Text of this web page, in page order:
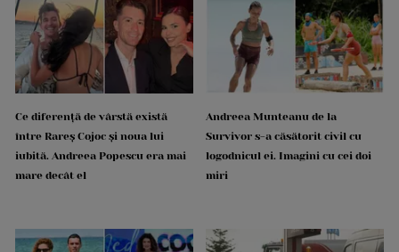
Ce diferență de vârstă există
între Rareș Cojoc și noua lui
iubită. Andreea Popescu era mai
mare decât el
Andreea Munteanu de la
Survivor s-a căsătorit civil cu
logodnicul ei. Imagini cu cei doi
miri